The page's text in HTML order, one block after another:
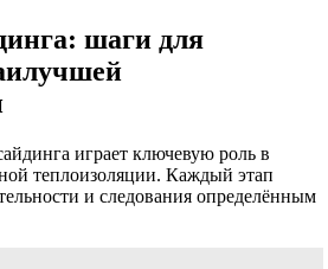
шаги для
играет ключевую роль в
теплоизоляции. Каждый этап
и следования определённым